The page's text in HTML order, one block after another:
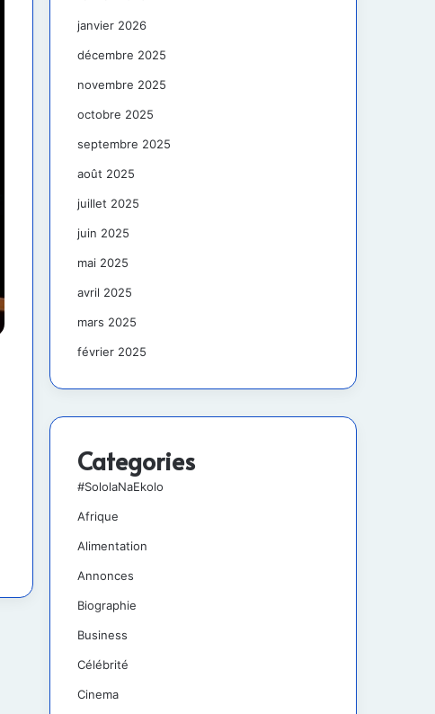
janvier 2026
décembre 2025
novembre 2025
octobre 2025
septembre 2025
août 2025
juillet 2025
juin 2025
mai 2025
avril 2025
mars 2025
février 2025
Categories
#SololaNaEkolo
Afrique
Alimentation
Annonces
Biographie
Business
Célébrité
Cinema